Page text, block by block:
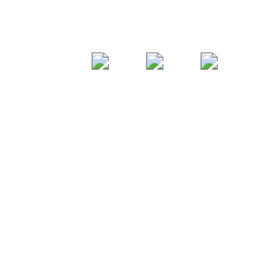
сайта |